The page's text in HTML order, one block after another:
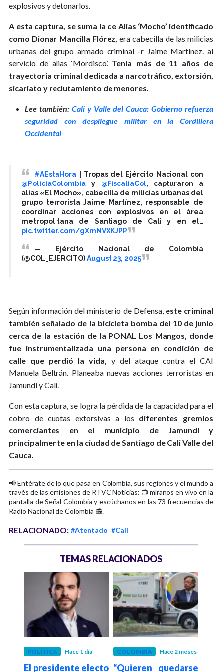
explosivos y detonarlos.
A esta captura, se suma la de Alias ‘Mocho’ identificado
como Dionar Mancilla Flórez, era cabecilla de las milicias
urbanas del grupo armado criminal -r Jaime Martínez. al
servicio de alias ‘Mordisco’. Tenía más de 11 años de
trayectoria criminal dedicada a narcotráfico, extorsión,
sicariato y reclutamiento de menores.
Lee también: Cali y Valle del Cauca: Gobierno refuerza
seguridad con despliegue militar en la Cordillera
Occidental
#AEstaHora | Tropas del Ejército Nacional con
@PoliciaColombia y @FiscaliaCol, capturaron a
alias «El Mocho», cabecilla de milicias urbanas del
grupo terrorista Jaime Martínez, responsable de
coordinar acciones con explosivos en el área
metropolitana de Santiago de Cali y en el…
pic.twitter.com/gXmNVXKJPP
— Ejército Nacional de Colombia
(@COL_EJERCITO)August 23, 2025
Según información del ministerio de Defensa, este criminal
también señalado de la bicicleta bomba del 10 de junio
cerca de la estación de la PONAL Los Mangos, donde
fue instrumentalizada una persona en condición de
calle que perdió la vida,
y del ataque contra el CAI
Manuela Beltrán. Planeaba nuevas acciones terroristas en
Jamundí y Cali.
Con esta captura, se logra la pérdida de la capacidad para el
cobro de cuotas extorsivas a los diferentes gremios
comerciantes en el municipio de Jamundí y
principalmente en la ciudad de Santiago de Cali Valle del
Cauca.
📢 Entérate de lo que pasa en Colombia, sus regiones y el mundo a
través de las emisiones de RTVC Noticias: 📺 míranos en vivo en la
pantalla de Señal Colombia y escúchanos en las 73 frecuencias de
Radio Nacional de Colombia 📻.
RELACIONADO: #Atentado #Cali
TEMAS RELACIONADOS
POLÍTICA Hace 1 día
El presidente electo
COLOMBIA Hace 2 meses
“Quieren quedarse